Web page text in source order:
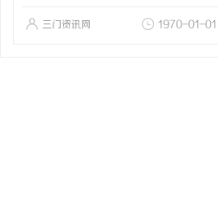
三门资讯网 1970-01-01